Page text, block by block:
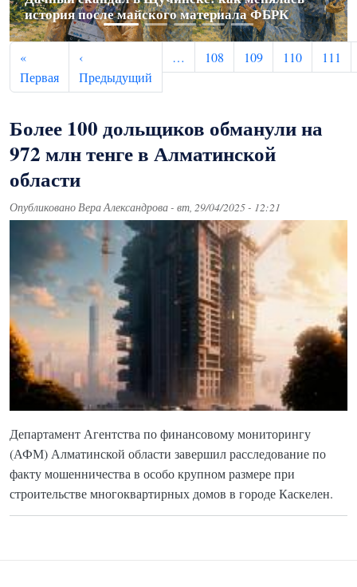
история после майского материала ФБРК
инфекций еще в начале 2026 года
диагноз
фигурантов
из Вьетнама
Нумерация страниц
«
ПерваяПервая страница
‹
Предыдущий Предыдущая страница
… 108 109 110 111
Более 100 дольщиков обманули на
972 млн тенге в Алматинской
области
Опубликовано Вера Александрова- вт, 29/04/2025 - 12:21
Департамент Агентства по финансовому мониторингу
(АФМ) Алматинской области завершил расследование по
факту мошенничества в особо крупном размере при
строительстве многоквартирных домов в городе Каскелен.